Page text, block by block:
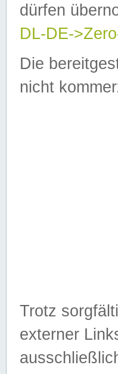
dürfen
DL-DE-
Die
nicht
Trotz
externer